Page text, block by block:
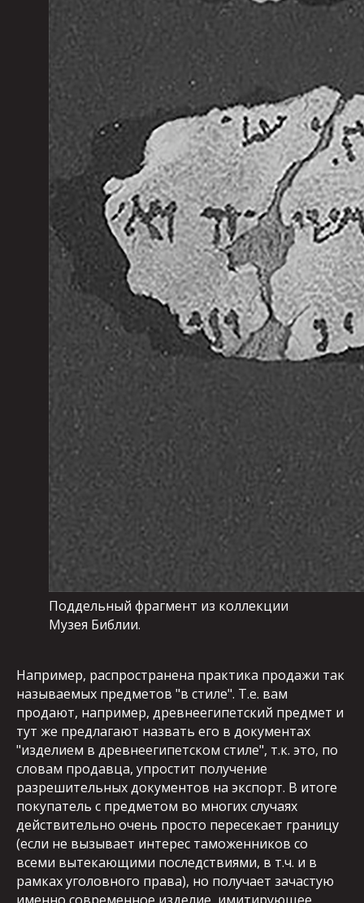
Поддельный фрагмент из коллекции
Музея Библии.
Например, распространена практика продажи так
называемых предметов "в стиле". Т.е. вам
продают, например, древнеегипетский предмет и
тут же предлагают назвать его в документах
"изделием в древнеегипетском стиле", т.к. это, по
словам продавца, упростит получение
разрешительных документов на экспорт. В итоге
покупатель с предметом во многих случаях
действительно очень просто пересекает границу
(если не вызывает интерес таможенников со
всеми вытекающими последствиями, в т.ч. и в
рамках уголовного права), но получает зачастую